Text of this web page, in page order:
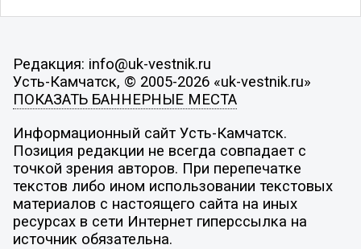
Редакция: info@uk-vestnik.ru
Усть-Камчатск, © 2005-2026 «uk-vestnik.ru»
ПОКАЗАТЬ БАННЕРНЫЕ МЕСТА
Информационный сайт Усть-Камчатск.
Позиция редакции не всегда совпадает с
точкой зрения авторов. При перепечатке
текстов либо ином использовании текстовых
материалов с настоящего сайта на иных
ресурсах в сети Интернет гиперссылка на
источник обязательна.